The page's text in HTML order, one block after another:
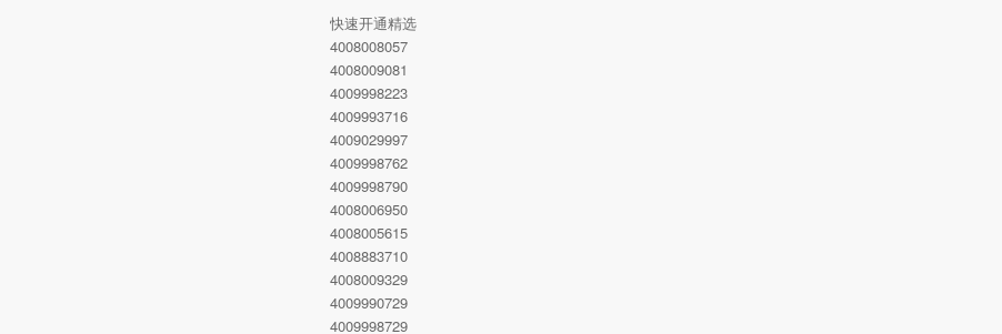
快速开通精选
4008008057
4008009081
4009998223
4009993716
4009029997
4009998762
4009998790
4008006950
4008005615
4008883710
4008009329
4009990729
4009998729